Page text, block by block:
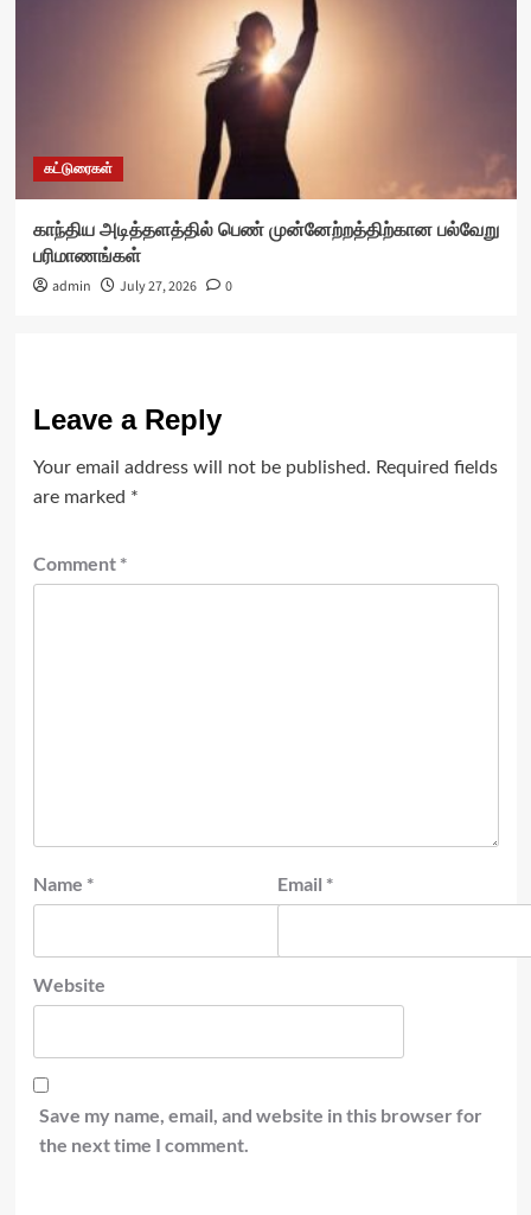
கட்டுரைகள்
காந்திய அடித்தளத்தில் பெண் முன்னேற்றத்திற்கான பல்வேறு
பரிமாணங்கள்
admin
July 27, 2026 0
Leave a Reply
Your email address will not be published. Required fields
are marked *
Comment *
Name * Email *
Website
Save my name, email, and website in this browser for
the next time I comment.